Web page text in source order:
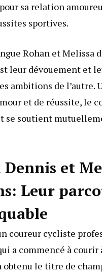
sa relation
sportives.
Rohan et Melissa
leur dévouement et
ambitions de l’autre.
et de réussite, le
se soutient
Dennis et
Leur
coureur cycliste
a commencé à courir
obtenu le titre de